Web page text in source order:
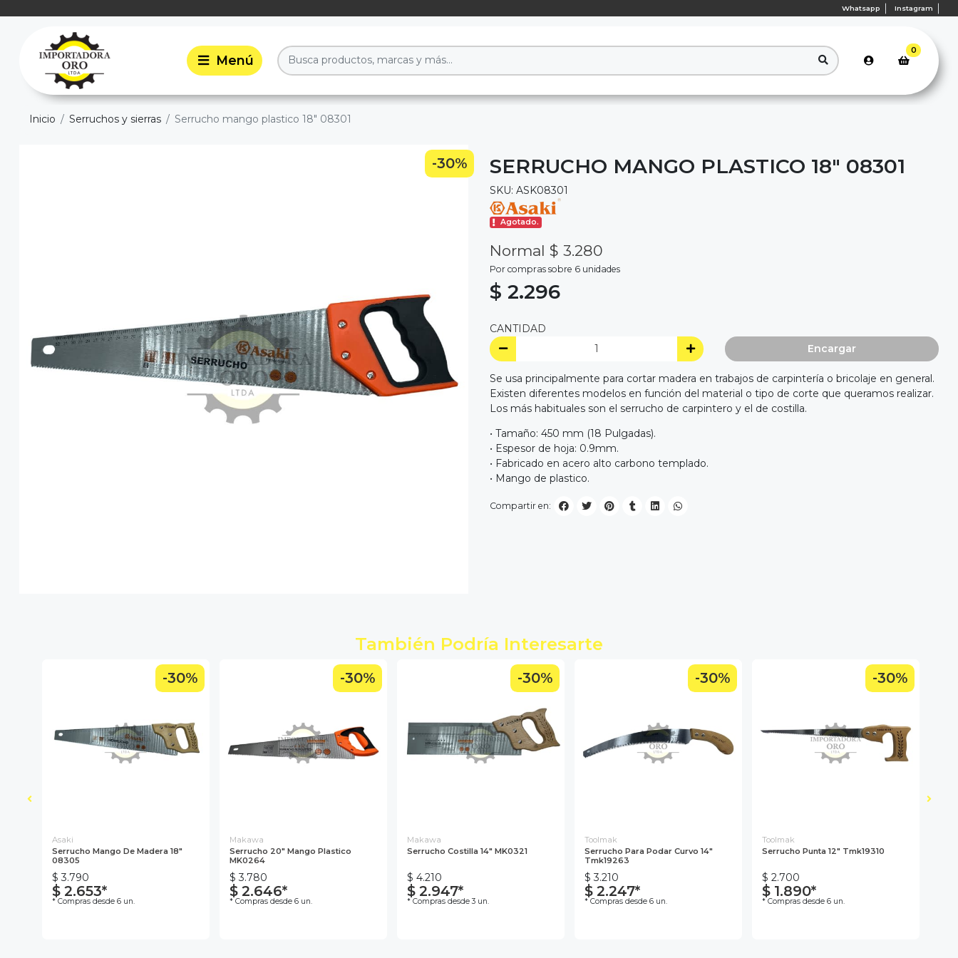
Whatsapp Instagram
0
Inicio Serruchos y sierras Serrucho mango plastico 18" 08301
-30% SERRUCHO MANGO PLASTICO 18" 08301
SKU: ASK08301
Agotado.
Normal $ 3.280
Por compras sobre 6 unidades
$ 2.296
CANTIDAD
Encargar
Se usa principalmente para cortar madera en trabajos de carpintería o bricolaje en general.
Existen diferentes modelos en función del material o tipo de corte que queramos realizar.
Los más habituales son el serrucho de carpintero y el de costilla.
• Tamaño: 450 mm (18 Pulgadas).
• Espesor de hoja: 0.9mm.
• Fabricado en acero alto carbono templado.
• Mango de plastico.
Compartir en:
También Podría Interesarte
-30%
Asaki
Serrucho Mango De Madera 18"
08305
$ 3.790
$ 2.653*
* Compras desde 6 un.
-30%
Makawa
Serrucho 20" Mango Plastico
MK0264
$ 3.780
$ 2.646*
* Compras desde 6 un.
-30%
Makawa
Serrucho Costilla 14" MK0321
$ 4.210
$ 2.947*
* Compras desde 3 un.
-30%
Toolmak
Serrucho Para Podar Curvo 14"
Tmk19263
$ 3.210
$ 2.247*
* Compras desde 6 un.
-30%
Toolmak
Serrucho Punta 12" Tmk19310
$ 2.700
$ 1.890*
* Compras desde 6 un.